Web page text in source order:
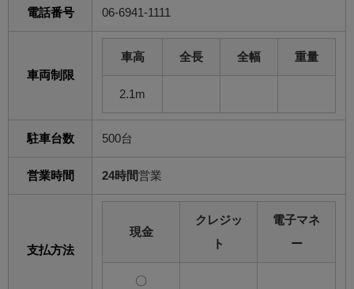
電話番号 06-6941-1111
車両制限
車高 全長 全幅 重量
2.1m
駐車台数 500台
営業時間 24時間営業
支払方法
現金
クレジッ
ト
電子マネ
ー
〇